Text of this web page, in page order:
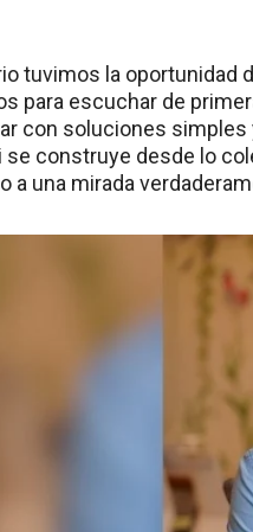
tuvimos la oportunidad
para escuchar de
con soluciones
se construye desde lo
a una mirada